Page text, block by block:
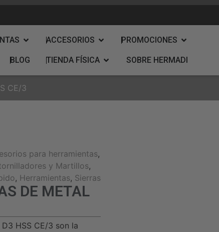
ACCESORIOS PROMOCIONES
BLOG TIENDA FÍSICA SOBRE HERMADI
CE/3
para herramientas,
y Martillos,
, Herramientas, Sierras
DE METAL
HSS CE/3 son la